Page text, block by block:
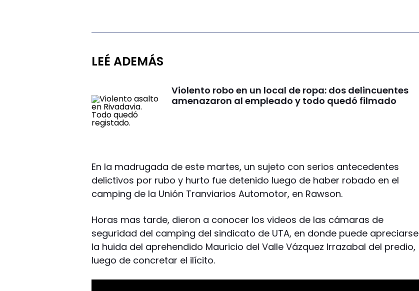
LEÉ ADEMÁS
Violento robo en un local de ropa: dos delincuentes
amenazaron al empleado y todo quedó filmado
En la madrugada de este martes, un sujeto con serios antecedentes
delictivos por rubo y hurto fue detenido luego de haber robado en el
camping de la Unión Tranviarios Automotor, en Rawson.
Horas mas tarde, dieron a conocer los videos de las cámaras de
seguridad del camping del sindicato de UTA, en donde puede apreciarse
la huida del aprehendido Mauricio del Valle Vázquez Irrazabal del predio,
luego de concretar el ilícito.